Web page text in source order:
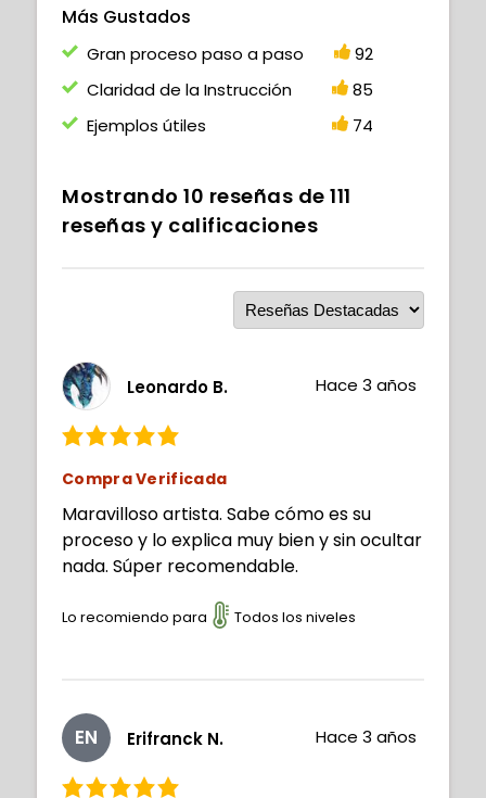
Más Gustados
Gran proceso paso a paso
92
Claridad de la Instrucción
85
Ejemplos útiles
74
Mostrando 10 reseñas de 111
reseñas y calificaciones
Leonardo B. Hace 3 años
Compra Verificada
Maravilloso artista. Sabe cómo es su
proceso y lo explica muy bien y sin ocultar
nada. Súper recomendable.
Lo recomiendo para Todos los niveles
EN Erifranck N. Hace 3 años